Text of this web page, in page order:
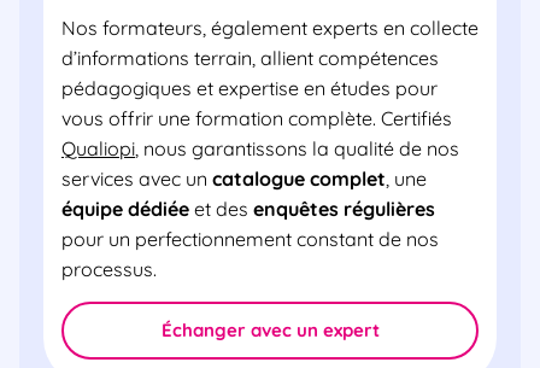
Nos formateurs, également experts en collecte
d’informations terrain, allient compétences
pédagogiques et expertise en études pour
vous offrir une formation complète. Certifiés
Qualiopi , nous garantissons la qualité de nos
services avec un catalogue complet , une
équipe dédiée et des enquêtes régulières
pour un perfectionnement constant de nos
processus.
Échanger avec un expert